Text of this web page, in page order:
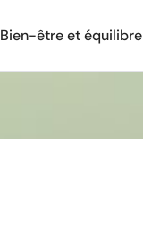
Bien-être et équilibre